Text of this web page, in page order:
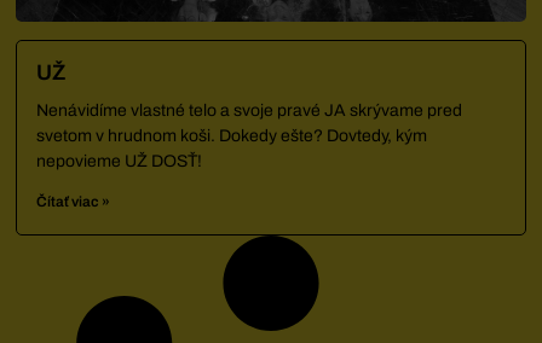
UŽ
Nenávidíme vlastné telo a svoje pravé JA skrývame pred
svetom v hrudnom koši. Dokedy ešte? Dovtedy, kým
nepovieme UŽ DOSŤ!
Čítať viac »